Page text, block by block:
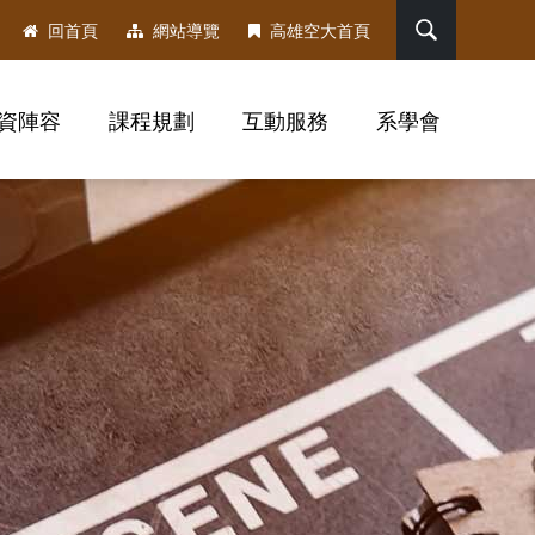
回首頁 網站導覽 高雄空大首頁
陣容 課程規劃 互動服務 系學會
社群分享工具列